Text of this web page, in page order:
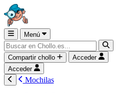
Menú
Compartir chollo
Acceder
Acceder
Mochilas